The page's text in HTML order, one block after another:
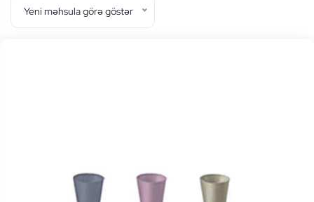
Yeni məhsula görə göstər